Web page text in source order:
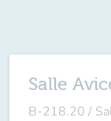
Salle
B-218.20 /